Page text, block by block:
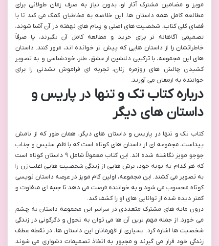
مویز و مضامین مشترک آثار او، بدون نیاز به صرف زمان طولانی برای
مطالعه کامل همه داستان ها. این خلاصه به مخاطبان کمک می کند تا با
فضای کلی کتاب، شخصیت های اصلی و پیام های نهفته در آن آشنا شوند،
تصمیمی آگاهانه تر برای خرید و مطالعه کامل آن بگیرند، یا صرفاً
خاطراتشان را از داستان هایی که پیش تر خوانده اند، مرور کنند. داستان
های این مجموعه، با ترکیبی دلنشین از عشق، طنز، خودشناسی و به تصویر
کشیدن چالش های روزمره زنان، تجربه ای فراموش نشدنی را برای
خواننده به ارمغان می آورند.
درباره کتاب تک و تنها در پاریس و
داستان های دیگر
کتاب تک و تنها در پاریس و داستان های دیگر، همان طور که از نامش
پیداست، مجموعه ای از داستان های کوتاه است که با قلم سلیس و جذاب
جوجو مویز نگاشته شده اند. این کتاب معمولاً شامل ۹ داستان کوتاه است
که هر کدام به نوبه خود، برش هایی از زندگی شخصیت هایی اغلب زن را
به تصویر می کشند. این مجموعه، اولین گام مویز در عرصه داستان نویسی
کوتاه محسوب می شود و به خواننده فرصت می دهد تا جنبه ای متفاوت و
کمتر دیده شده از توانایی های او را کشف کند.
درون مایه های مشترک متعددی در سراسر این مجموعه داستان به چشم
می خورد. از جمله مهم ترین آن ها می توان به تحول و دگرگونی در زندگی
شخصیت ها اشاره کرد. بسیاری از قهرمانان این داستان ها، در نقطه عطف
زندگی خود قرار می گیرند و مجبور به اتخاذ تصمیمات دشواری می شوند